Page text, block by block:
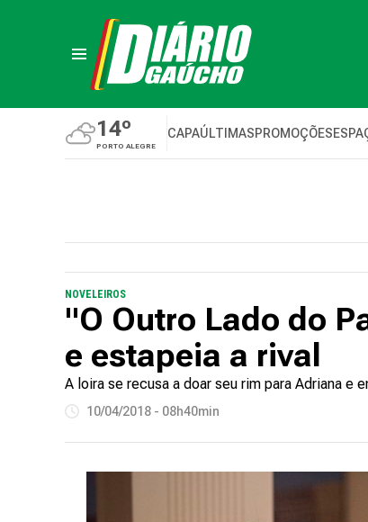
14º
PORTO ALEGRE
CAPAÚLTIMASPROMOÇÕES
NOVELEIROS
"O Outro Lado do
e estapeia a rival
A loira se recusa a doar seu rim para Adriana e
10/04/2018 - 08h40min